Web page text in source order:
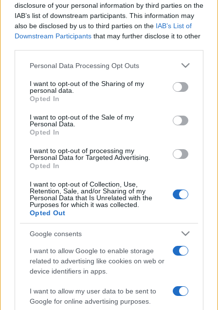
disclosure of your personal information by third parties on the
IAB’s list of downstream participants. This information may
also be disclosed by us to third parties on the IAB’s List of
Downstream Participants that may further disclose it to other
Please note that this website/app uses one or more Google
not limited to your visit or usage behaviour. You may click to
grant or deny consent to Google and its third-party tags to
use your data for below specified purposes in below Google
consent section.
Personal Data Processing Opt Outs
I want to opt-out of the Sharing of my
personal data.
Opted In
I want to opt-out of the Sale of my
Personal Data.
Opted In
I want to opt-out of processing my
Personal Data for Targeted Advertising.
Opted In
I want to opt-out of Collection, Use,
Retention, Sale, and/or Sharing of my
Personal Data that Is Unrelated with the
Purposes for which it was collected.
Opted Out
Google consents
I want to allow Google to enable storage
related to advertising like cookies on web or
device identifiers in apps.
I want to allow my user data to be sent to
Google for online advertising purposes.
Az én könyvtáram projekt részeként módszertani
fejlesztési programot dolgoztak ki a szakemberek a
kerekasztalbeszélgetésben is elhangzó témákban mint: az
olvasás- és szövegértés fejlesztés, a digitális kompetencia
információkeresés vonatkozásában.
A leghasznosabb ismereteket, a szakterület aktuális
trendjeit a Fővárosi Szabó Ervin Könyvtár most egy 4
rendezvényen mutatnak be.
Köszöntőt mond Sörény Edina az Emberi Erőforrások
Minisztériuma, Kultúráért Felelős Államtitkárság
főosztályvezetője,
Fodor Péter a Fővárosi Szabó Ervin Könyvtár főigazgatója
mutatja be.
FŐVÁROSI SZABÓ ERVIN KÖNYVTÁR IRODALOM